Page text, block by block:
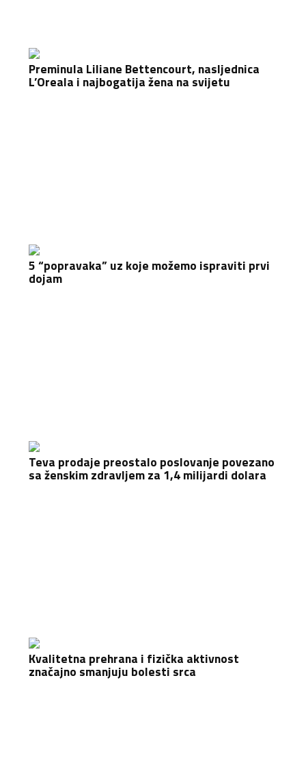
Preminula Liliane Bettencourt, nasljednica
L’Oreala i najbogatija žena na svijetu
5 “popravaka” uz koje možemo ispraviti prvi
dojam
Teva prodaje preostalo poslovanje povezano
sa ženskim zdravljem za 1,4 milijardi dolara
Kvalitetna prehrana i fizička aktivnost
značajno smanjuju bolesti srca